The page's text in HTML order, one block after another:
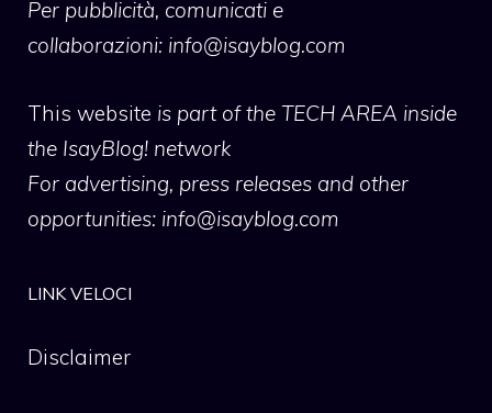
Per pubblicità, comunicati e
collaborazioni: info@isayblog.com
This website is part of the TECH AREA inside
the IsayBlog! network
For advertising, press releases and other
opportunities: info@isayblog.com
LINK VELOCI
Disclaimer